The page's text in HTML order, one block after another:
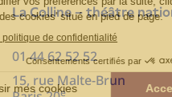
La Colline – théâtre
01 44 62 52 52
15, rue Malte-Brun
e